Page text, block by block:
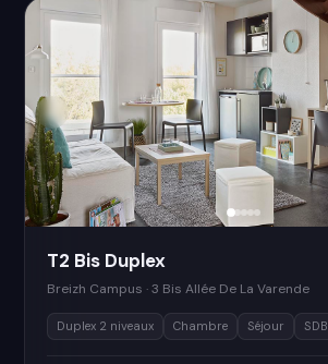
T2 Bis Duplex
Breizh Campus · 3 Bis Allée De La Varende
Duplex 2 niveaux Chambre Séjour SDB